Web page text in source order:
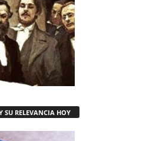
SU RELEVANCIA HOY